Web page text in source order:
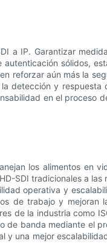
a IP. Garantizar
sólidos,
reforzar aún más la
detección y respuesta
en el proceso
los alimentos en
SDI tradicionales a
operativa y
de trabajo y mejoran
de la industria como
banda mediante el
una mejor